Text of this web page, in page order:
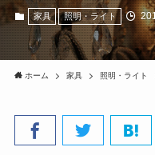
家具 照明・ライト
ホーム 家具 照明・ライト